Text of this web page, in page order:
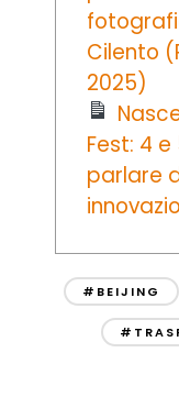
Cilento
2025)
Fest: 4
parlare
#BEIJING